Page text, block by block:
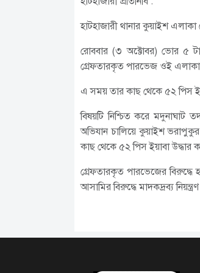
হাটহাজারী থানার কুয়াইশ
রোববার (৩ অক্টোবর) ভোর ৫
গ্রেফতারকৃত পারভেজ ওই
এ সময় তার কাছ থেকে ৫২ পিস
বিষয়টি নিশ্চিত করে মদুনাঘাট
অভিযান চালিয়ে কুয়াইশ
কাছ থেকে ৫২ পিস ইয়াবা উদ্ধার
গ্রেফতারকৃত পারভেজের বিরুদ্ধে
আসামির বিরুদ্ধে মাদকদ্রব্য